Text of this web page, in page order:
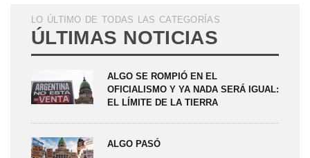
LO ÚLTIMO DE TODAS LAS CATEGORÍAS
ÚLTIMAS NOTICIAS
ALGO SE ROMPIÓ EN EL
OFICIALISMO Y YA NADA SERÁ IGUAL:
EL LÍMITE DE LA TIERRA
ALGO PASÓ